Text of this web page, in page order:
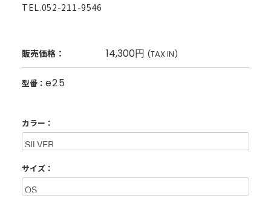
TEL.052-211-9546
販売価格： 14,300円 (TAX IN)
型番： e25
カラー：
サイズ：